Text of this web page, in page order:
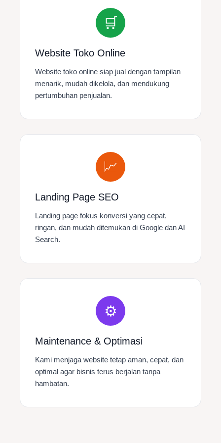
🛒
Website Toko Online
Website toko online siap jual dengan tampilan
menarik, mudah dikelola, dan mendukung
pertumbuhan penjualan.
📈
Landing Page SEO
Landing page fokus konversi yang cepat,
ringan, dan mudah ditemukan di Google dan AI
Search.
⚙️
Maintenance & Optimasi
Kami menjaga website tetap aman, cepat, dan
optimal agar bisnis terus berjalan tanpa
hambatan.